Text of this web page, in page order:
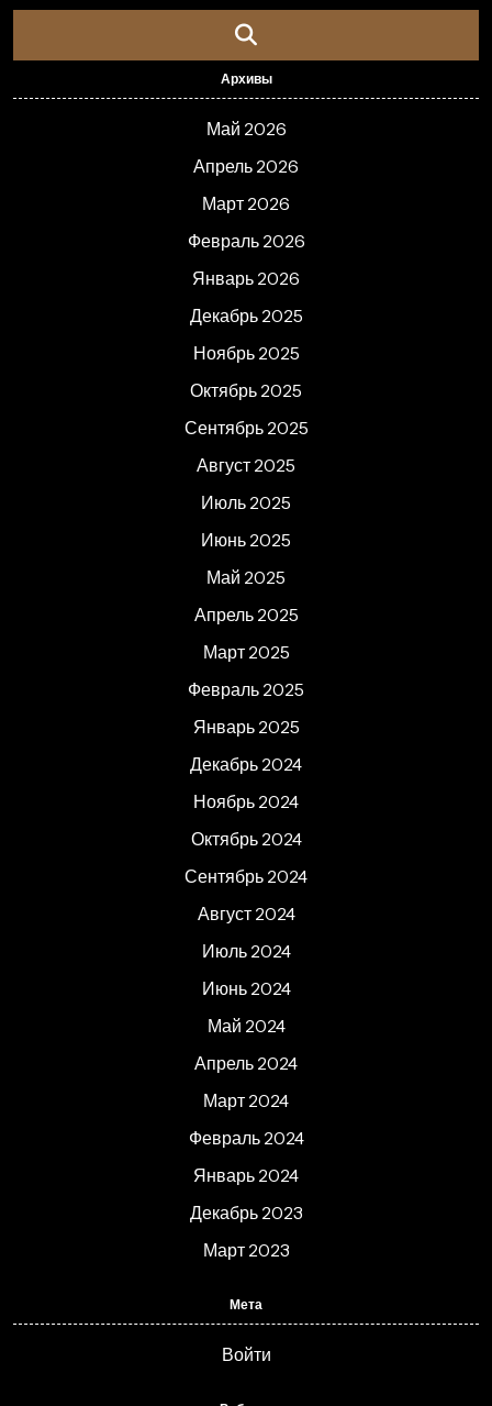
Архивы
Май 2026
Апрель 2026
Март 2026
Февраль 2026
Январь 2026
Декабрь 2025
Ноябрь 2025
Октябрь 2025
Сентябрь 2025
Август 2025
Июль 2025
Июнь 2025
Май 2025
Апрель 2025
Март 2025
Февраль 2025
Январь 2025
Декабрь 2024
Ноябрь 2024
Октябрь 2024
Сентябрь 2024
Август 2024
Июль 2024
Июнь 2024
Май 2024
Апрель 2024
Март 2024
Февраль 2024
Январь 2024
Декабрь 2023
Март 2023
Мета
Войти